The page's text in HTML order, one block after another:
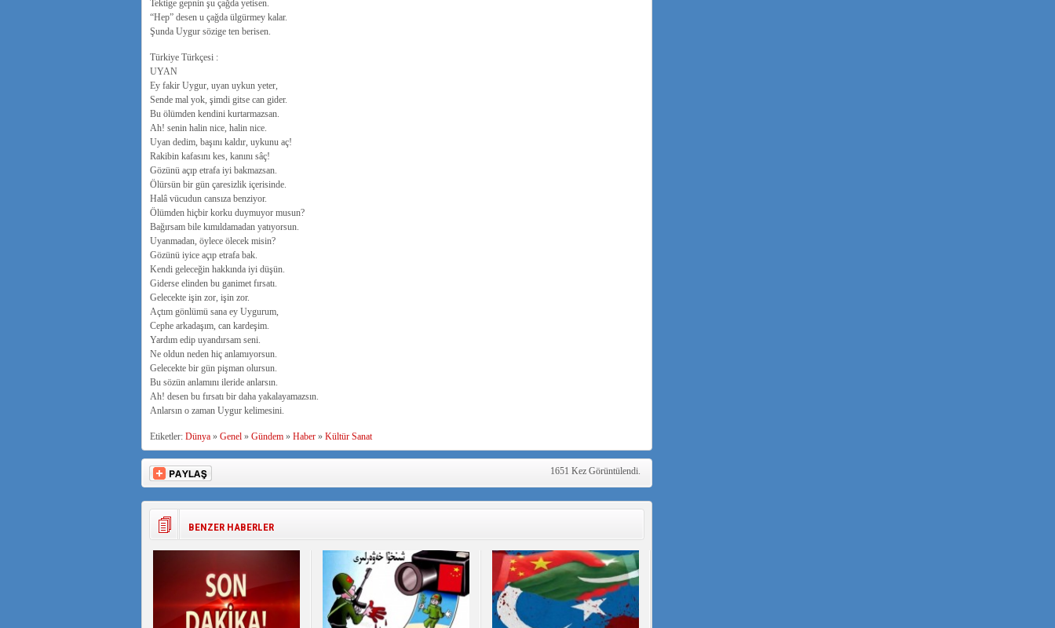
Tektige gepnin şu çağda yetisen.
“Hep” desen u çağda ülgürmey kalar.
Şunda Uygur sözige ten berisen.
Türkiye Türkçesi :
UYAN
Ey fakir Uygur, uyan uykun yeter,
Sende mal yok, şimdi gitse can gider.
Bu ölümden kendini kurtarmazsan.
Ah! senin halin nice, halin nice.
Uyan dedim, başını kaldır, uykunu aç!
Rakibin kafasını kes, kanını sâç!
Gözünü açıp etrafa iyi bakmazsan.
Ölürsün bir gün çaresizlik içerisinde.
Halâ vücudun cansıza benziyor.
Ölümden hiçbir korku duymuyor musun?
Bağırsam bile kımıldamadan yatıyorsun.
Uyanmadan, öylece ölecek misin?
Gözünü iyice açıp etrafa bak.
Kendi geleceğin hakkında iyi düşün.
Giderse elinden bu ganimet fırsatı.
Gelecekte işin zor, işin zor.
Açtım gönlümü sana ey Uygurum,
Cephe arkadaşım, can kardeşim.
Yardım edip uyandırsam seni.
Ne oldun neden hiç anlamıyorsun.
Gelecekte bir gün pişman olursun.
Bu sözün anlamını ileride anlarsın.
Ah! desen bu fırsatı bir daha yakalayamazsın.
Anlarsın o zaman Uygur kelimesini.
Etiketler: Dünya» Genel» Gündem» Haber» Kültür Sanat
1651 Kez Görüntülendi.
BENZER HABERLER